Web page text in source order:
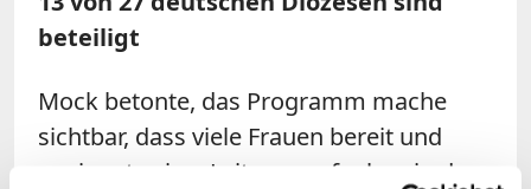
beteiligt
Mock betonte, das Programm mache
sichtbar, dass viele Frauen bereit und
geeignet seien, Leitungsaufgaben in der